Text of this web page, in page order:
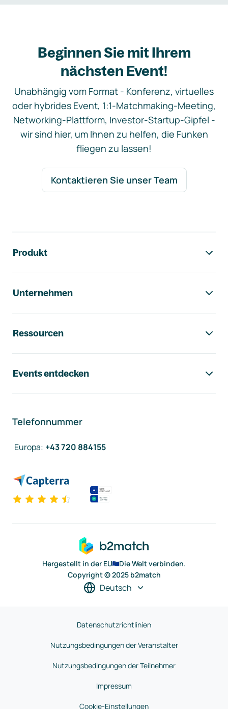
Beginnen Sie mit Ihrem
nächsten Event!
Unabhängig vom Format - Konferenz, virtuelles
oder hybrides Event, 1:1-Matchmaking-Meeting,
Networking-Plattform, Investor-Startup-Gipfel -
wir sind hier, um Ihnen zu helfen, die Funken
fliegen zu lassen!
Kontaktieren Sie unser Team
Produkt
Unternehmen
Ressourcen
Events entdecken
Telefonnummer
Europa: +43 720 884155
Hergestellt in der EU
Die Welt verbinden.
Copyright © 2025 b2match
Deutsch
Datenschutzrichtlinien
Nutzungsbedingungen der Veranstalter
Nutzungsbedingungen der Teilnehmer
Impressum
Cookie-Einstellungen